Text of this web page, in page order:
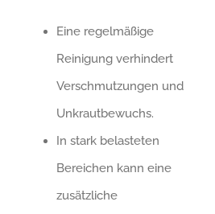
Eine regelmäßige
Reinigung verhindert
Verschmutzungen und
Unkrautbewuchs.
In stark belasteten
Bereichen kann eine
zusätzliche